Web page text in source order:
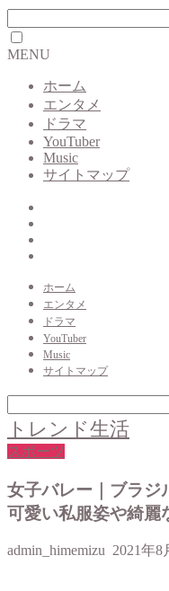
MENU
ホーム
エンタメ
ドラマ
YouTuber
Music
サイトマップ
ホーム
エンタメ
ドラマ
YouTuber
Music
サイトマップ
トレンド生活
スポーツ
女子バレー｜ブラジ
可愛い私服姿や綺麗
admin_himemizu 2021年8